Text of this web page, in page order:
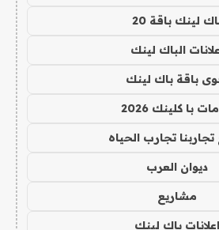
لينك باقة 20
الباك لينك
باقة باك لينك
با كلينك 2026
تجارب الحياه
ديوان العرب
مشاريع
اعلانات باك لينك